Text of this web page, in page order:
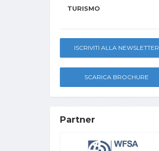
TURISMO
ISCRIVITI ALLA NEWSLETTER
SCARICA BROCHURE
Partner